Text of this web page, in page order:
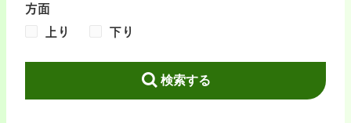
方面
上り
下り
検索する